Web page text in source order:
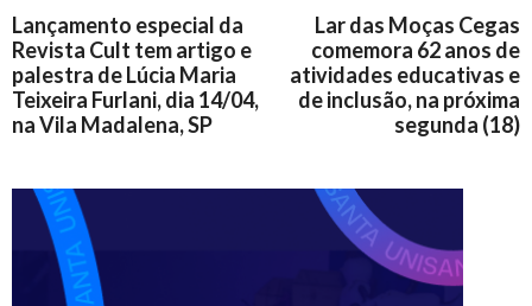
Lançamento especial da
Revista Cult tem artigo e
palestra de Lúcia Maria
Teixeira Furlani, dia 14/04,
na Vila Madalena, SP
Lar das Moças Cegas
comemora 62 anos de
atividades educativas e
de inclusão, na próxima
segunda (18)